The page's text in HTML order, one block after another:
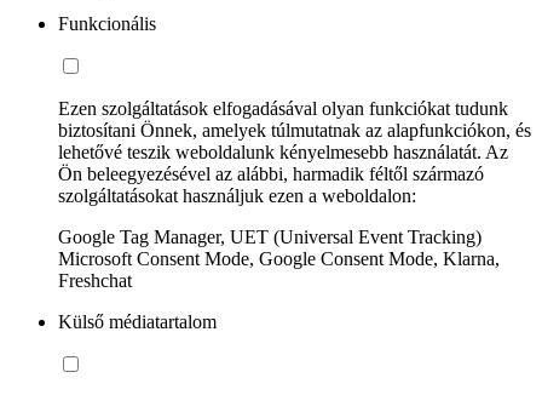
Funkcionális
Ezen szolgáltatások elfogadásával olyan funkciókat tudunk
biztosítani Önnek, amelyek túlmutatnak az alapfunkciókon, és
lehetővé teszik weboldalunk kényelmesebb használatát. Az
Ön beleegyezésével az alábbi, harmadik féltől származó
szolgáltatásokat használjuk ezen a weboldalon:
Google Tag Manager, UET (Universal Event Tracking)
Microsoft Consent Mode, Google Consent Mode, Klarna,
Freshchat
Külső médiatartalom